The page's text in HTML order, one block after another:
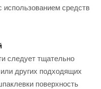
средств
следует тщательно
других подходящих
поверхность